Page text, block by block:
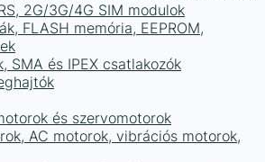
2G/3G/4G SIM modulok
FLASH memória, EEPROM,
SMA és IPEX csatlakozók
és szervomotorok
AC motorok, vibrációs motorok,